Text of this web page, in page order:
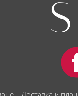
Доставка и